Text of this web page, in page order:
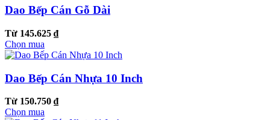
Dao Bếp Cán Gỗ Dài
Từ 145.625 ₫
Chọn mua
Dao Bếp Cán Nhựa 10 Inch
Từ 150.750 ₫
Chọn mua